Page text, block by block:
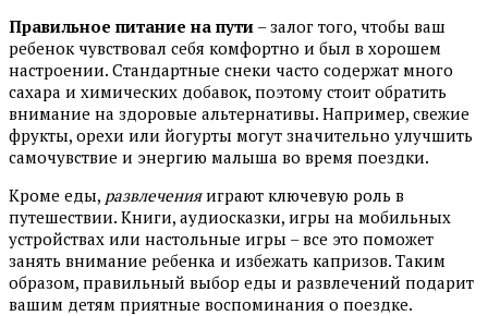
Правильное питание на пути – залог того, чтобы ваш
ребенок чувствовал себя комфортно и был в хорошем
настроении. Стандартные снеки часто содержат много
сахара и химических добавок, поэтому стоит обратить
внимание на здоровые альтернативы. Например, свежие
фрукты, орехи или йогурты могут значительно улучшить
самочувствие и энергию малыша во время поездки.
Кроме еды, развлеченияиграют ключевую роль в
путешествии. Книги, аудиосказки, игры на мобильных
устройствах или настольные игры – все это поможет
занять внимание ребенка и избежать капризов. Таким
образом, правильный выбор еды и развлечений подарит
вашим детям приятные воспоминания о поездке.